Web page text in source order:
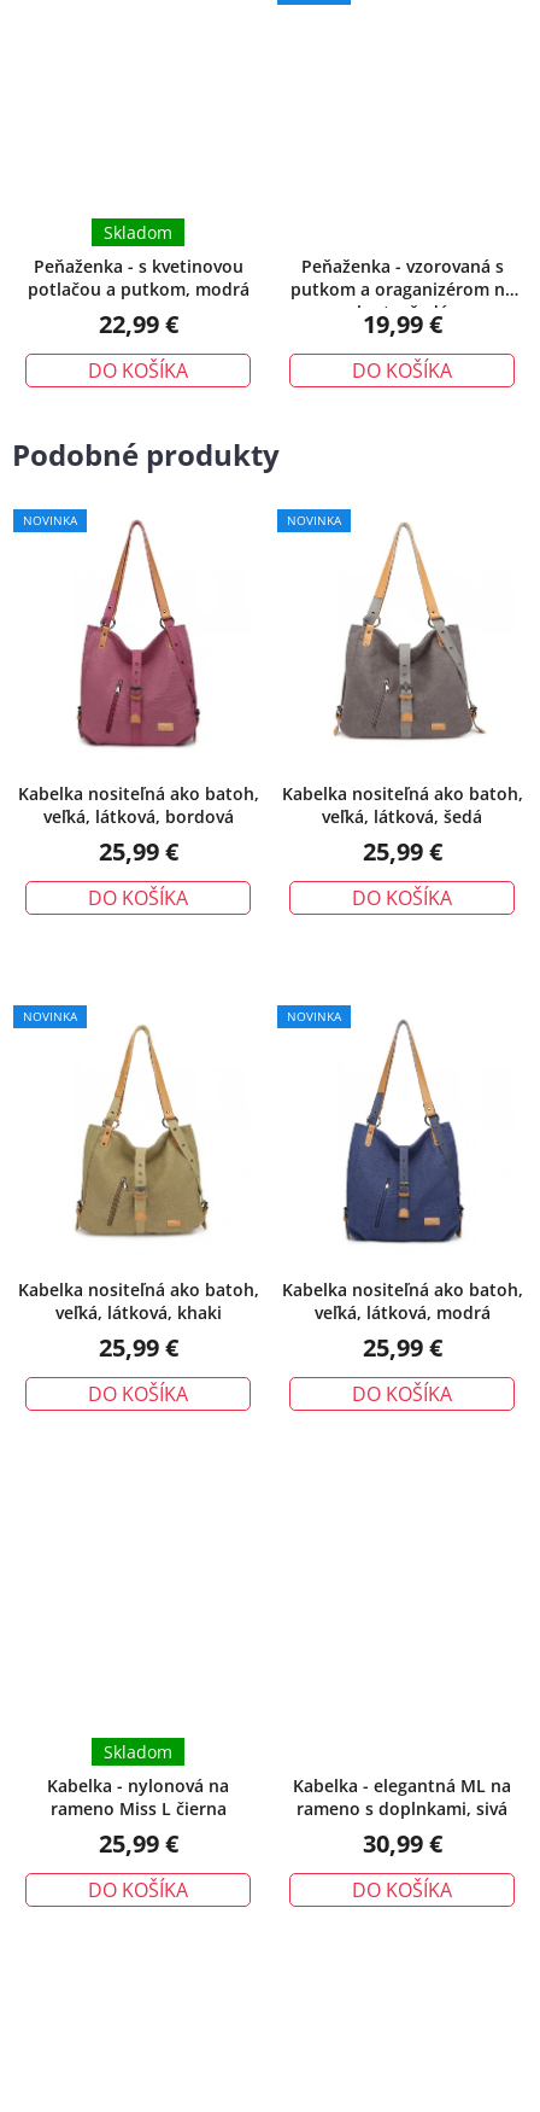
Peňaženka - s kvetinovou
potlačou a putkom, modrá
Skladom
22,99 €
DO KOŠÍKA
Peňaženka - vzorovaná s
putkom a oraganizérom na
karty, šedá
19,99 €
DO KOŠÍKA
Podobné produkty
NOVINKA
Kabelka nositeľná ako batoh,
veľká, látková, bordová
25,99 €
DO KOŠÍKA
NOVINKA
Kabelka nositeľná ako batoh,
veľká, látková, šedá
25,99 €
DO KOŠÍKA
NOVINKA
Kabelka nositeľná ako batoh,
veľká, látková, khaki
25,99 €
DO KOŠÍKA
NOVINKA
Kabelka nositeľná ako batoh,
veľká, látková, modrá
25,99 €
DO KOŠÍKA
Kabelka - nylonová na
rameno Miss L čierna
Skladom
25,99 €
DO KOŠÍKA
Kabelka - elegantná ML na
rameno s doplnkami, sivá
30,99 €
DO KOŠÍKA